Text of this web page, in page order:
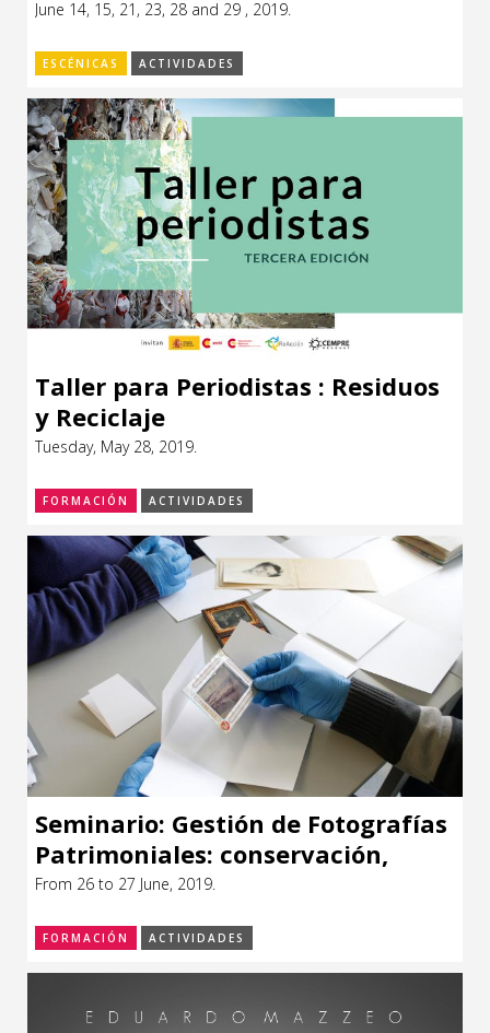
Espacio itinerante de lectura infantil
Formación
Género y Diversidad
Infantil y Juvenil
Letras
Medio Ambiente
Música
June 14, 15, 21, 23, 28 and 29 , 2019.
ESCÉNICAS ACTIVIDADES
Taller para Periodistas : Residuos
y Reciclaje
Tuesday, May 28, 2019.
FORMACIÓN ACTIVIDADES
Seminario: Gestión de Fotografías
Patrimoniales: conservación,
digitalización, investigación y
From 26 to 27 June, 2019.
FORMACIÓN ACTIVIDADES